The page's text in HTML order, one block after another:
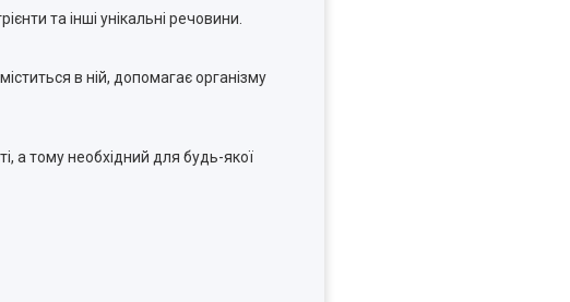
та інші унікальні речовини.
в ній, допомагає організму
а тому необхідний для будь-якої